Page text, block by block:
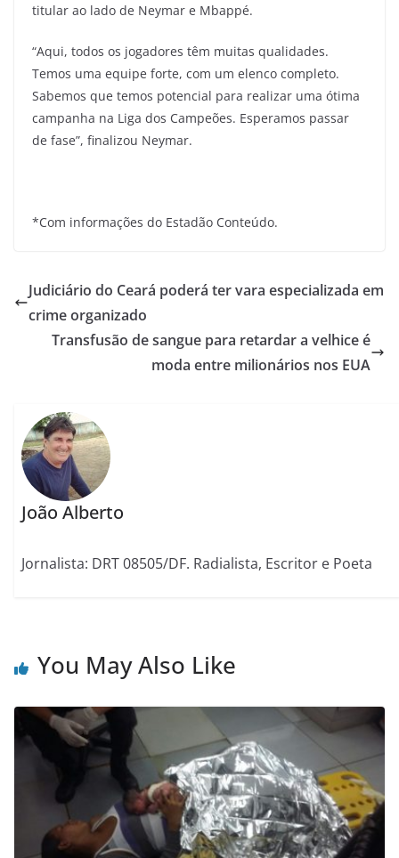
titular ao lado de Neymar e Mbappé.
“Aqui, todos os jogadores têm muitas qualidades.
Temos uma equipe forte, com um elenco completo.
Sabemos que temos potencial para realizar uma ótima
campanha na Liga dos Campeões. Esperamos passar
de fase”, finalizou Neymar.
*Com informações do Estadão Conteúdo.
Judiciário do Ceará poderá ter vara especializada em
crime organizado
Transfusão de sangue para retardar a velhice é
moda entre milionários nos EUA
João Alberto
Jornalista: DRT 08505/DF. Radialista, Escritor e Poeta
You May Also Like